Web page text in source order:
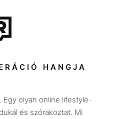
HANGJA
Egy olyan online lifestyle-
és szórakoztat. Mi